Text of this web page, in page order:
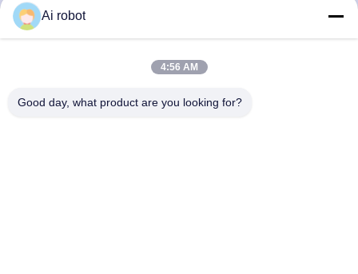
VIVI DENTAI
LABORATORY
Ai robot
4:56 AM
Good day, what product are you looking for?